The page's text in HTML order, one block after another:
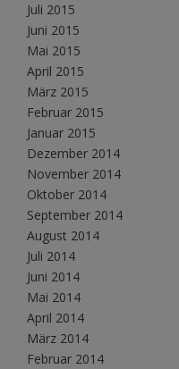
Juli 2015
Juni 2015
Mai 2015
April 2015
März 2015
Februar 2015
Januar 2015
Dezember 2014
November 2014
Oktober 2014
September 2014
August 2014
Juli 2014
Juni 2014
Mai 2014
April 2014
März 2014
Februar 2014